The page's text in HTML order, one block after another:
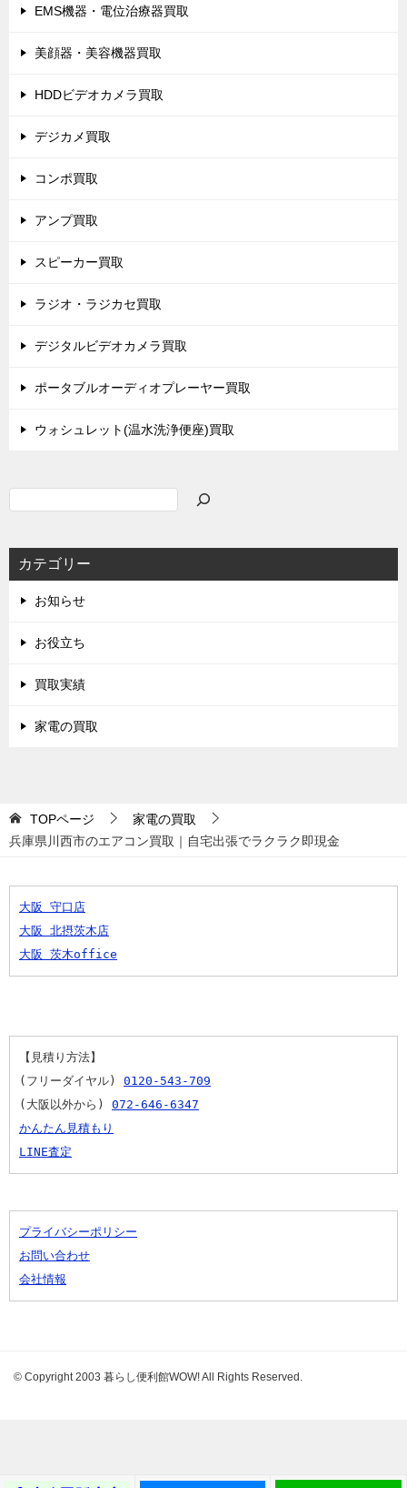
EMS機器・電位治療器買取
美顔器・美容機器買取
HDDビデオカメラ買取
デジカメ買取
コンポ買取
アンプ買取
スピーカー買取
ラジオ・ラジカセ買取
デジタルビデオカメラ買取
ポータブルオーディオプレーヤー買取
ウォシュレット(温水洗浄便座)買取
カテゴリー
お知らせ
お役立ち
買取実績
家電の買取
TOPページ
家電の買取
兵庫県川西市のエアコン買取｜自宅出張でラクラク即現金
大阪 守口店
大阪 北摂茨木店
大阪 茨木office
【見積り方法】
(フリーダイヤル) 0120-543-709
(大阪以外から) 072-646-6347
かんたん見積もり
LINE査定
プライバシーポリシー
お問い合わせ
会社情報
© Copyright 2003 暮らし便利館WOW! All Rights Reserved.